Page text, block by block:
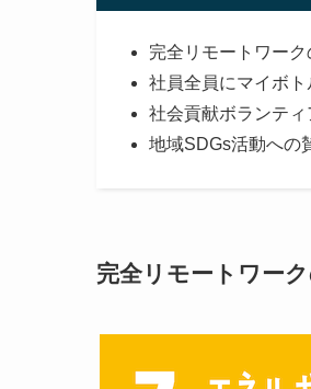
完全リモートワーク
社員全員にマイボ
社会貢献ボランティ
地域SDGs活動への
完全リモートワー